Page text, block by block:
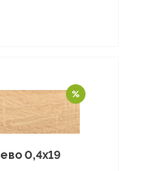
0,4х19